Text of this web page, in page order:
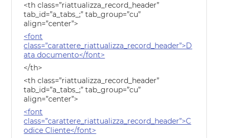
<th class=”riattualizza_record_header”
tab_id=”a_tabs_;” tab_group=”cu”
align=”center”>
<font
class=”carattere_riattualizza_record_header”>D
ata documento</font>
</th>
<th class=”riattualizza_record_header”
tab_id=”a_tabs_;” tab_group=”cu”
align=”center”>
<font
class=”carattere_riattualizza_record_header”>C
odice Cliente</font>